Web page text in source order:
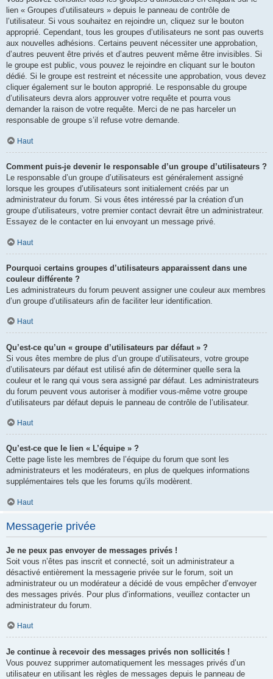
lien « Groupes d’utilisateurs » depuis le panneau de contrôle de
l’utilisateur. Si vous souhaitez en rejoindre un, cliquez sur le bouton
approprié. Cependant, tous les groupes d’utilisateurs ne sont pas ouverts
aux nouvelles adhésions. Certains peuvent nécessiter une approbation,
d’autres peuvent être privés et d’autres peuvent même être invisibles. Si
le groupe est public, vous pouvez le rejoindre en cliquant sur le bouton
dédié. Si le groupe est restreint et nécessite une approbation, vous devez
cliquer également sur le bouton approprié. Le responsable du groupe
d’utilisateurs devra alors approuver votre requête et pourra vous
demander la raison de votre requête. Merci de ne pas harceler un
responsable de groupe s’il refuse votre demande.
Haut
Comment puis-je devenir le responsable d’un groupe d’utilisateurs ?
Le responsable d’un groupe d’utilisateurs est généralement assigné
lorsque les groupes d’utilisateurs sont initialement créés par un
administrateur du forum. Si vous êtes intéressé par la création d’un
groupe d’utilisateurs, votre premier contact devrait être un administrateur.
Essayez de le contacter en lui envoyant un message privé.
Haut
Pourquoi certains groupes d’utilisateurs apparaissent dans une
couleur différente ?
Les administrateurs du forum peuvent assigner une couleur aux membres
d’un groupe d’utilisateurs afin de faciliter leur identification.
Haut
Qu’est-ce qu’un « groupe d’utilisateurs par défaut » ?
Si vous êtes membre de plus d’un groupe d’utilisateurs, votre groupe
d’utilisateurs par défaut est utilisé afin de déterminer quelle sera la
couleur et le rang qui vous sera assigné par défaut. Les administrateurs
du forum peuvent vous autoriser à modifier vous-même votre groupe
d’utilisateurs par défaut depuis le panneau de contrôle de l’utilisateur.
Haut
Qu’est-ce que le lien « L’équipe » ?
Cette page liste les membres de l’équipe du forum que sont les
administrateurs et les modérateurs, en plus de quelques informations
supplémentaires tels que les forums qu’ils modèrent.
Haut
Messagerie privée
Je ne peux pas envoyer de messages privés !
Soit vous n’êtes pas inscrit et connecté, soit un administrateur a
désactivé entièrement la messagerie privée sur le forum, soit un
administrateur ou un modérateur a décidé de vous empêcher d’envoyer
des messages privés. Pour plus d’informations, veuillez contacter un
administrateur du forum.
Haut
Je continue à recevoir des messages privés non sollicités !
Vous pouvez supprimer automatiquement les messages privés d’un
utilisateur en utilisant les règles de messages depuis le panneau de